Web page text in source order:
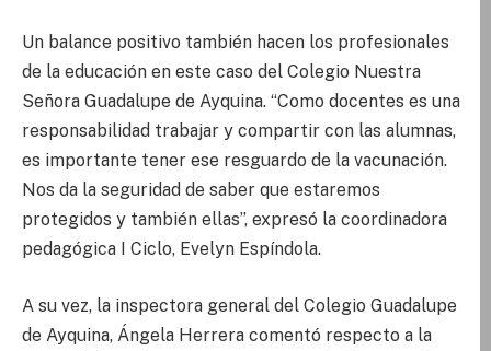
Un balance positivo también hacen los profesionales
de la educación en este caso del Colegio Nuestra
Señora Guadalupe de Ayquina. “Como docentes es una
responsabilidad trabajar y compartir con las alumnas,
es importante tener ese resguardo de la vacunación.
Nos da la seguridad de saber que estaremos
protegidos y también ellas”, expresó la coordinadora
pedagógica I Ciclo, Evelyn Espíndola.
A su vez, la inspectora general del Colegio Guadalupe
de Ayquina, Ángela Herrera comentó respecto a la